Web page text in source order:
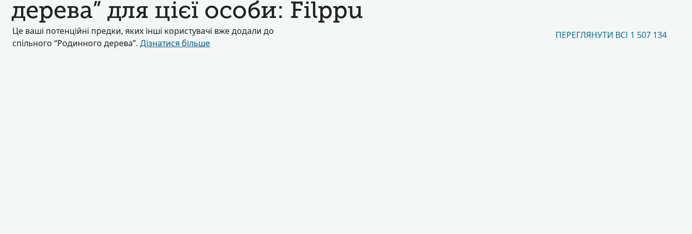
дерева” для цієї особи: Filppu
Це ваші потенційні предки, яких інші користувачі вже додали до
спільного “Родинного дерева”. Дізнатися більше
ПЕРЕГЛЯНУТИ ВСІ 1 507 134